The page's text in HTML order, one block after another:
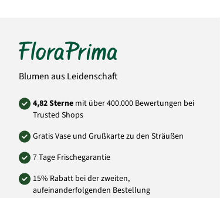
Didderser Str. 28
38176 Wendeburg
info@floraprima.de
Art.-Nr.: 2732
Blumen aus Leidenschaft
4,82 Sterne mit über 400.000 Bewertungen bei
Trusted Shops
Gratis Vase und Grußkarte zu den Sträußen
7 Tage Frischegarantie
15% Rabatt bei der zweiten,
aufeinanderfolgenden Bestellung